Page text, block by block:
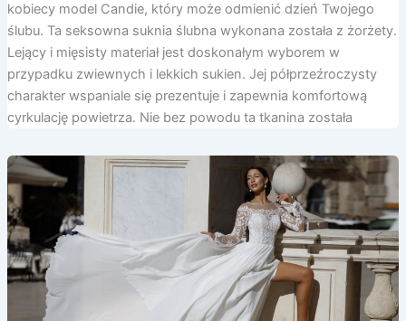
kobiecy model Candie, który może odmienić dzień Twojego
ślubu. Ta seksowna suknia ślubna wykonana została z żorżety.
Lejący i mięsisty materiał jest doskonałym wyborem w
przypadku zwiewnych i lekkich sukien. Jej półprzeźroczysty
charakter wspaniale się prezentuje i zapewnia komfortową
cyrkulację powietrza. Nie bez powodu ta tkanina została